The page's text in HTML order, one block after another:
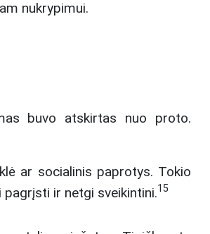
nukrypimui.
buvo atskirtas nuo proto.
ar socialinis paprotys. Tokio
ir netgi sveikintini.15